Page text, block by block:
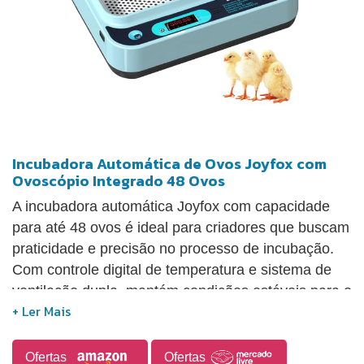
Incubadora Automática de Ovos Joyfox com
Ovoscópio Integrado 48 Ovos
A incubadora automática Joyfox com capacidade
para até 48 ovos é ideal para criadores que buscam
praticidade e precisão no processo de incubação.
Com controle digital de temperatura e sistema de
ventilação dupla, mantém condições estáveis para o
desenvolvimento embrionário. Possui rotação
garantindo aquecimento uniforme e maior taxa de
Ofertas Ofertas